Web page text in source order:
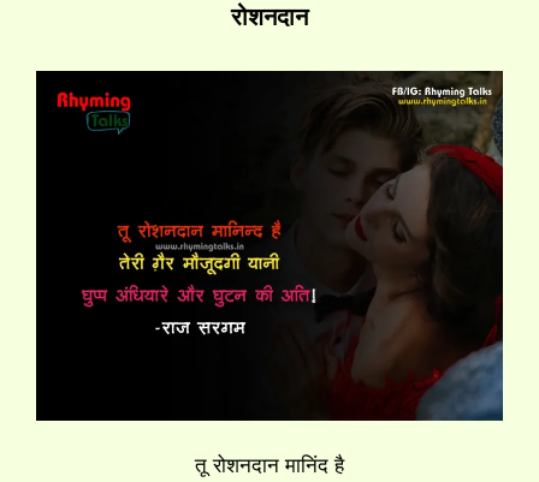
रोशनदान
तू रोशनदान मानिंद है